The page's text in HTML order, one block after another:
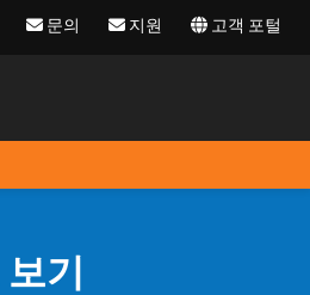
문의 지원 고객 포털
기